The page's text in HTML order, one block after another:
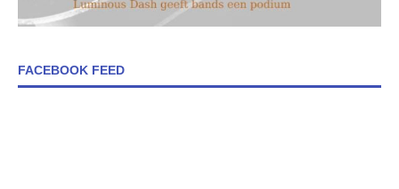
FACEBOOK FEED